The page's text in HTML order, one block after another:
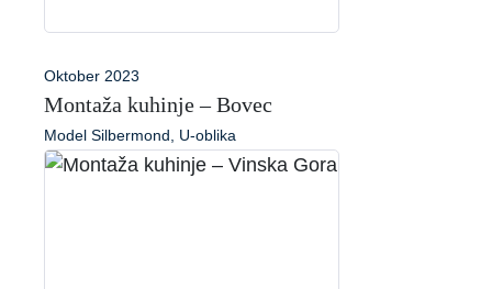
Oktober 2023
Montaža kuhinje – Bovec
Model Silbermond, U-oblika